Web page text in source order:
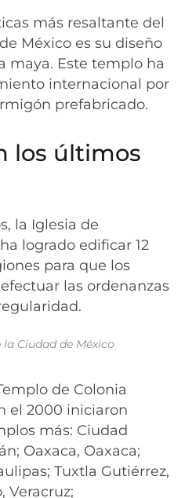
más resaltante del
México es su diseño
maya. Este templo ha
internacional por
prefabricado.
los últimos
la Iglesia de
logrado edificar 12
para que los
las ordenanzas
Ciudad de México
de Colonia
el 2000 iniciaron
más: Ciudad
Oaxaca, Oaxaca;
Tuxtla Gutiérrez,
Veracruz;